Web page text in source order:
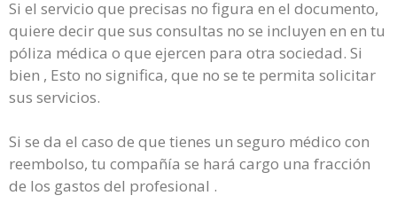
Si el servicio que precisas no figura en el documento,
quiere decir que sus consultas no se incluyen en en tu
póliza médica o que ejercen para otra sociedad. Si
bien , Esto no significa, que no se te permita solicitar
sus servicios.
Si se da el caso de que tienes un seguro médico con
reembolso, tu compañía se hará cargo una fracción
de los gastos del profesional .